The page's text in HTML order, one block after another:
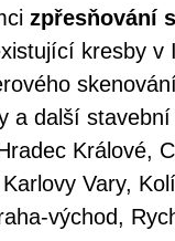
zpřesňování
kresby v
a další
Králové,
Vary,
východ,